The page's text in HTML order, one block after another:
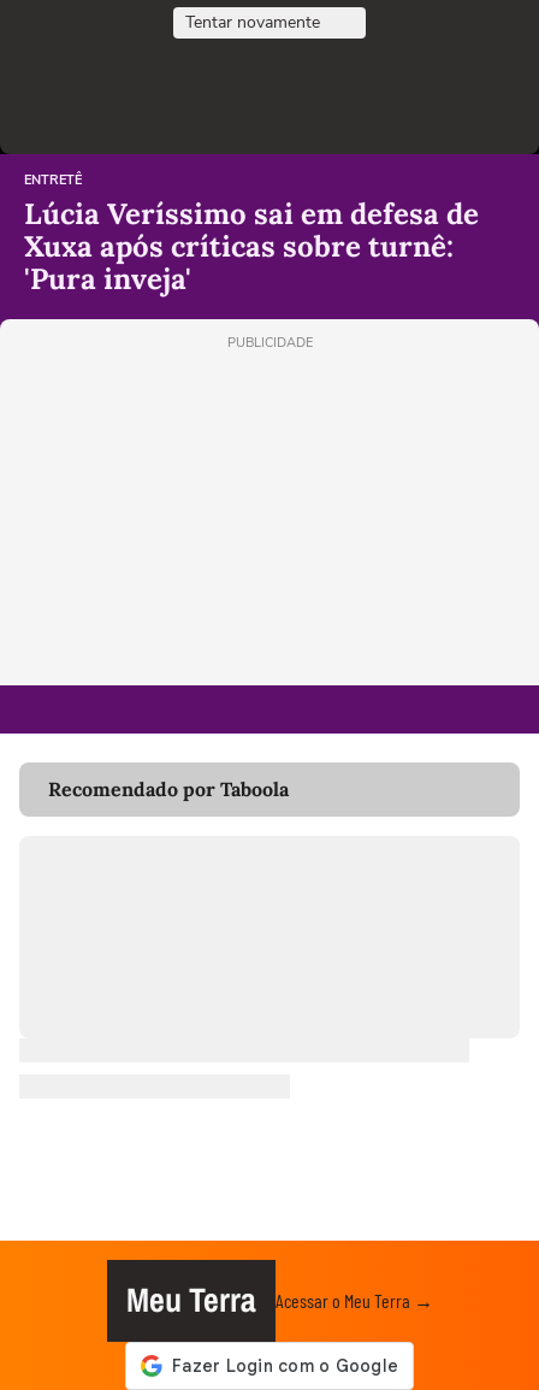
Tentar novamente
ENTRETÊ
Lúcia Veríssimo sai em defesa de
Xuxa após críticas sobre turnê:
'Pura inveja'
PUBLICIDADE
Recomendado por Taboola
Meu Terra Acessar o Meu Terra →